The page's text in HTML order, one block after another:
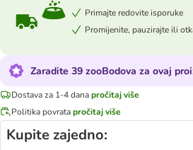
Primajte redovite isporuke
Promijenite, pauzirajte ili
Zaradite 39 zooBodova za ovaj
Dostava za 1-4 danapročitaj više
Politika povratapročitaj više
Kupite zajedno: